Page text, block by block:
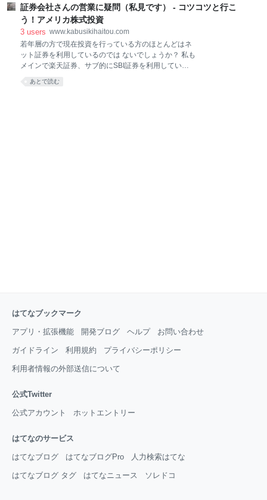
いますので昨日の下落はちょっと痛いですね。 ちなみ
にイギリスのタバコ銘柄、ブリティッシュアメリカン
タバコ（BTI)も4%以上下落しています。 タバコ銘
為） 広瀬さんは投資ブログは英語日本語問わず一切見
ないとMarket Hackでおっしゃっておりました。 そん
な広瀬氏がクオリティの高さに驚いたと言わしめたブ
ログが紹介されています。 以下紹介されていたブログ
を当ブログでもシェアさせて頂きます。 □Market Hack
紹介されていたブログ ①たぱぞうの米国投資 ②バフェ
戦略 ③Grow Rich Slow シーゲル流米国株投資で億万
証券会社さんの営業に疑問（私見です） - コツコツと行こ
う！アメリカ株式投資
3 users www.kabusikihaitou.com
若年層の方で現在投資を行っている方のほとんどはネ
ット証券を利用しているのでは ないでしょうか？ 私も
メインで楽天証券、サブ的にSBI証券を利用していま
す。 しかし、私の親の世代になると昔からの知り合い
等の対面タイプの証券会社さんを利用してる場合が多
あとで読む
はてなブックマーク
アプリ・拡張機能 開発ブログ ヘルプ お問い合わせ
ガイドライン 利用規約 プライバシーポリシー
利用者情報の外部送信について
公式Twitter
公式アカウント ホットエントリー
はてなのサービス
はてなブログ はてなブログPro 人力検索はてな
はてなブログ タグ はてなニュース ソレドコ